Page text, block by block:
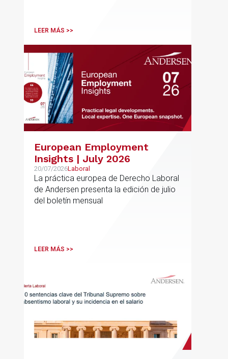
LEER MÁS >>
European Employment
Insights | July 2026
20/07/2026Laboral
La práctica europea de Derecho Laboral
de Andersen presenta la edición de julio
del boletín mensual
LEER MÁS >>